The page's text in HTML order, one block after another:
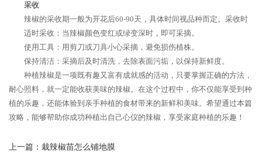
采收
辣椒的采收期一般为开花后60-90天，具体时间视品种而定。采收时
适时采收：当辣椒颜色变红或绿变深时，即可采摘。
使用工具：用剪刀或刀具小心采摘，避免损伤植株。
保持清洁：采摘后及时清洗，去除表面污垢，以保持新鲜度。
种植辣椒是一项既有趣又富有成就感的活动，只要掌握正确的方法，
耐心照料，就一定能收获美味的辣椒。在这个过程中，你不仅能享受到种
植的乐趣，还能体验到亲手种植的食材带来的新鲜和美味。希望通过本篇
攻略，能够帮助你成功种植出自己心仪的辣椒，享受家庭种植的乐趣！
上一篇： 栽辣椒苗怎么铺地膜